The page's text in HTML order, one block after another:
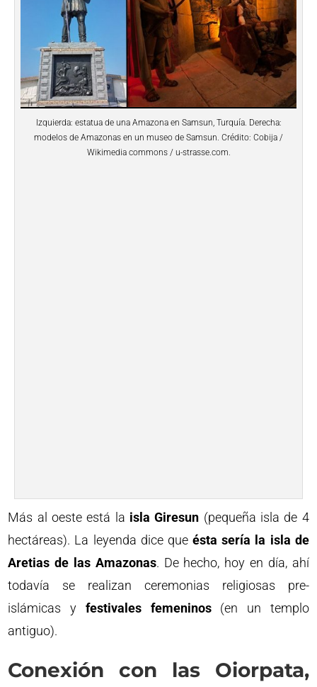
Izquierda: estatua de una Amazona en Samsun, Turquía. Derecha:
modelos de Amazonas en un museo de Samsun. Crédito: Cobija /
Wikimedia commons / u-strasse.com.
Más al oeste está la isla Giresun (pequeña isla de 4
hectáreas). La leyenda dice queésta sería la isla de
Aretias de las Amazonas. De hecho, hoy en día, ahí
todavía se realizan ceremonias religiosas pre-
islámicas y festivales femeninos(en un templo
antiguo).
Conexión con las Oiorpata,